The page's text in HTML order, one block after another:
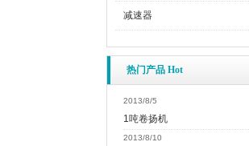
减速器
热门产品 Hot
2013/8/5
1吨卷扬机
2013/8/10